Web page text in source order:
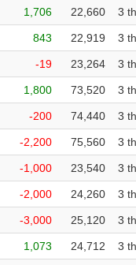
1,706 22,660 3
843 22,919 3
-19 23,264 3
1,800 73,520 3
-200 74,440 3
-2,200 75,560 3
-1,000 23,540 3
-2,000 24,260 3
-3,000 25,120 3
1,073 24,712 3